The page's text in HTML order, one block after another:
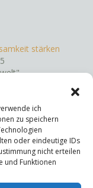
ich
zu speichern
oder eindeutige IDs
nicht erteilen
und Funktionen
stärken
Pfau